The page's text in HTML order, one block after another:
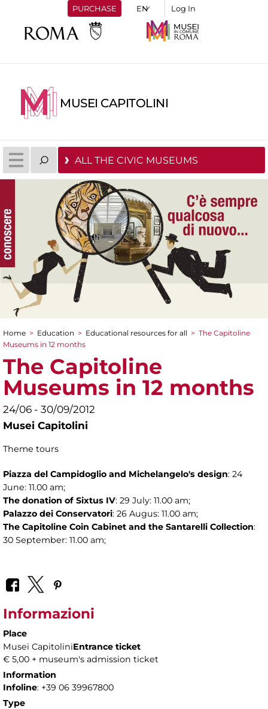
PURCHASE Log In
MUSEI CAPITOLINI
ALL THE CIVIC MUSEUMS
You are here
Home > Education > Educational resources for all > The Capitoline
Museums in 12 months
The Capitoline
Museums in 12 months
24/06 - 30/09/2012
Musei Capitolini
Theme tours
Piazza del Campidoglio and Michelangelo's design: 24
June: 11.00 am;
The donation of Sixtus IV: 29 July: 11.00 am;
Palazzo dei Conservatori: 26 Augus: 11.00 am;
The Capitoline Coin Cabinet and the Santarelli Collection:
30 September: 11.00 am;
Informazioni
Place
Musei CapitoliniEntrance ticket
€ 5,00 + museum's admission ticket
Information
Infoline: +39 06 39967800
Type